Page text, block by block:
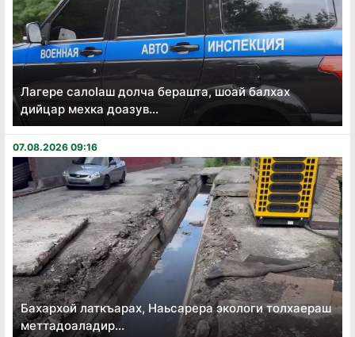
Лагере салоӏаш долча берашта, шоай балхах
дийцар мехка доазув...
07.08.2026 09:16
Бахархой латкъарах, Наьсарера экологи толхаераш
меттадоаладир...